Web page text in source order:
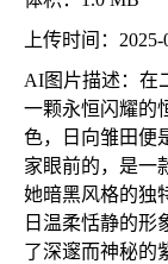
上传时间：2025-
AI图片描述：在
一颗永恒闪耀的
色，日向雏田便
家眼前的，是一
她暗黑风格的独
日温柔恬静的形
了深邃而神秘的